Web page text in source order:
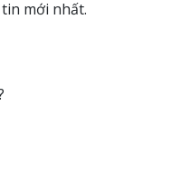
mới nhất.